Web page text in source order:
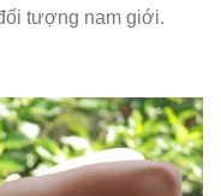
tượng nam giới.